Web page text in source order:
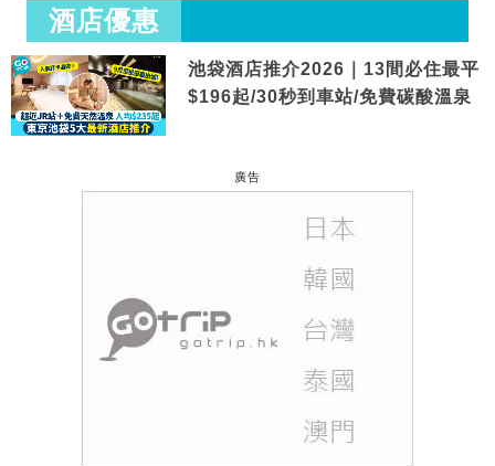
酒店優惠
池袋酒店推介2026｜13間必住最平
$196起/30秒到車站/免費碳酸溫泉
廣告